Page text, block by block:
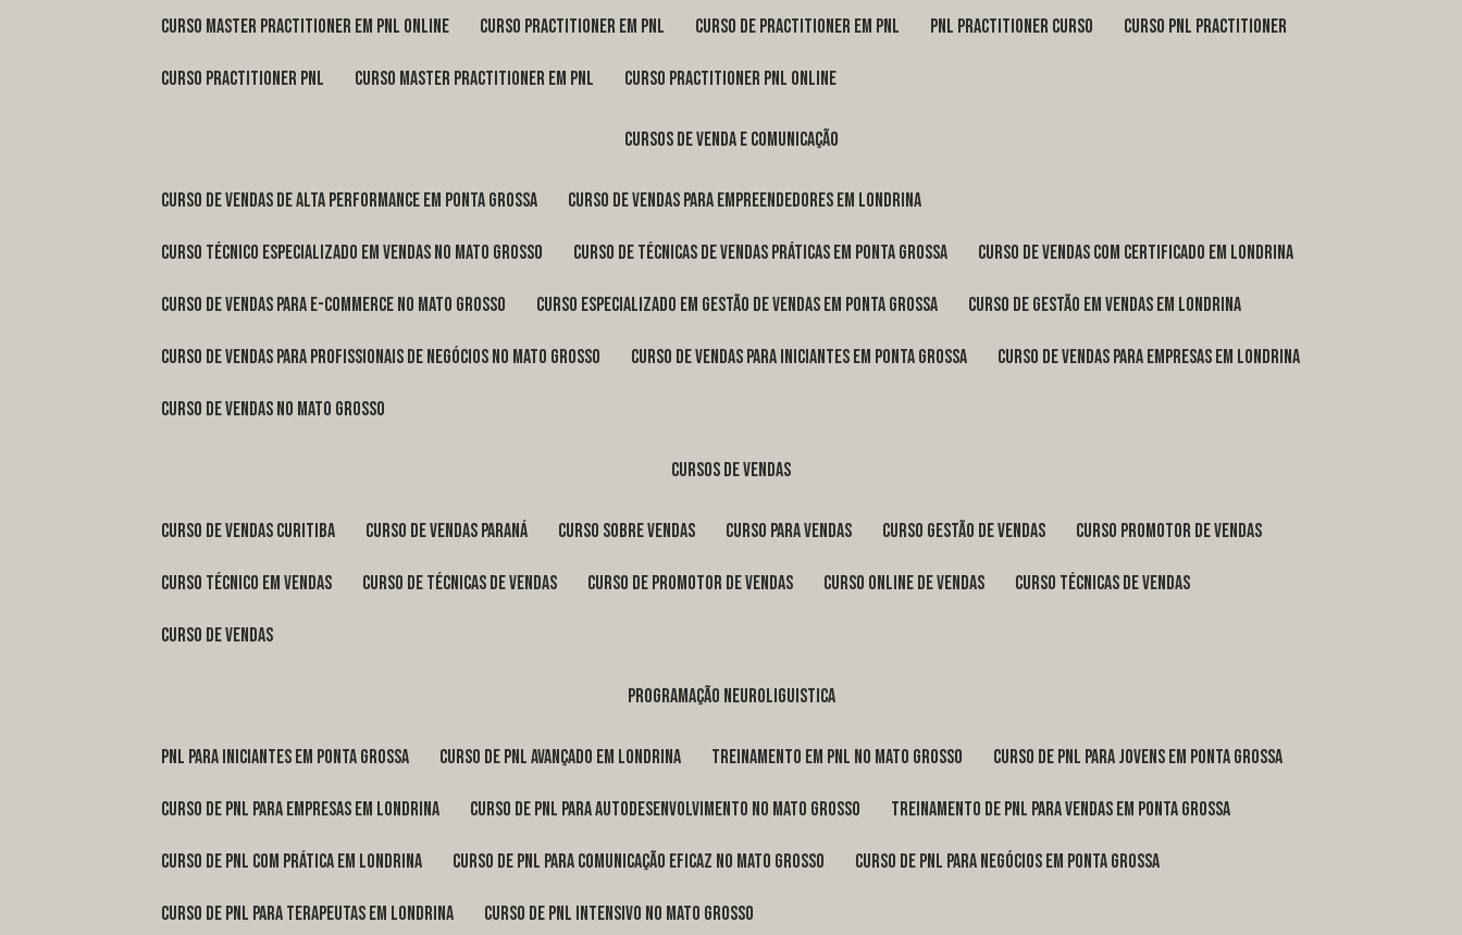
curso master practitioner em pnl online curso practitioner em pnl curso de practitioner em pnl pnl practitioner curso curso pnl practitioner
curso practitioner pnl curso master practitioner em pnl curso practitioner pnl online
cursos de venda e comunicação
curso de vendas de alta performance em Ponta Grossa curso de vendas para empreendedores em Londrina
curso técnico especializado em vendas no Mato Grosso curso de técnicas de vendas práticas em Ponta Grossa curso de vendas com certificado em Londrina
curso de vendas para e-commerce no Mato Grosso curso especializado em gestão de vendas em Ponta Grossa curso de gestão em vendas em Londrina
curso de vendas para profissionais de negócios no Mato Grosso curso de vendas para iniciantes em Ponta Grossa curso de vendas para empresas em Londrina
curso de vendas no Mato Grosso
cursos de vendas
curso de vendas Curitiba curso de vendas Paraná curso sobre vendas curso para vendas curso gestão de vendas curso promotor de vendas
curso técnico em vendas curso de técnicas de vendas curso de promotor de vendas curso online de vendas curso técnicas de vendas
curso de vendas
programação neuroliguistica
pnl para iniciantes em Ponta Grossa curso de pnl avançado em Londrina treinamento em pnl no Mato Grosso curso de pnl para jovens em Ponta Grossa
curso de pnl para empresas em Londrina curso de pnl para autodesenvolvimento no Mato Grosso treinamento de pnl para vendas em Ponta Grossa
curso de pnl com prática em Londrina curso de pnl para comunicação eficaz no Mato Grosso curso de pnl para negócios em Ponta Grossa
curso de pnl para terapeutas em Londrina curso de pnl intensivo no Mato Grosso